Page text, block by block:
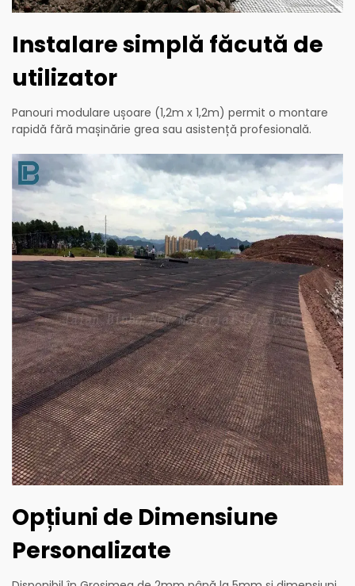
Instalare simplă făcută de
utilizator
Panouri modulare ușoare (1,2m x 1,2m) permit o montare
rapidă fără mașinărie grea sau asistență profesională.
Opțiuni de Dimensiune
Personalizate